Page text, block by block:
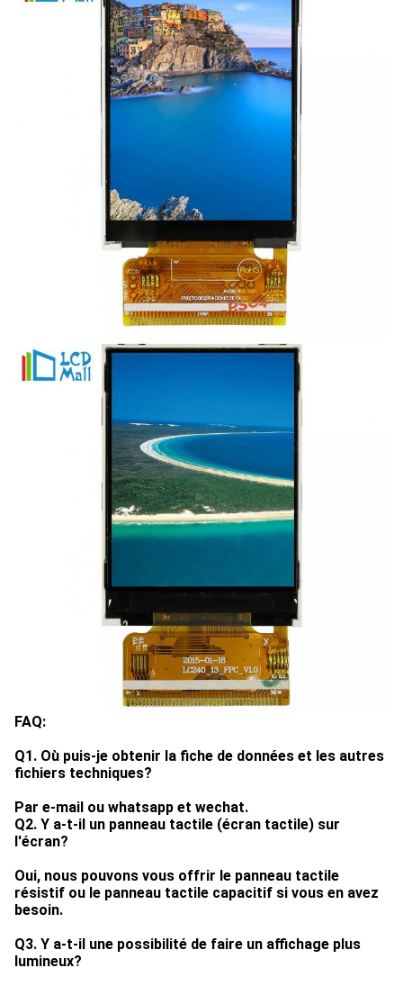
FAQ:
Q1. Où puis-je obtenir la fiche de données et les autres
fichiers techniques?
Par e-mail ou whatsapp et wechat.
Q2. Y a-t-il un panneau tactile (écran tactile) sur
l'écran?
Oui, nous pouvons vous offrir le panneau tactile
résistif ou le panneau tactile capacitif si vous en avez
besoin.
Q3. Y a-t-il une possibilité de faire un affichage plus
lumineux?